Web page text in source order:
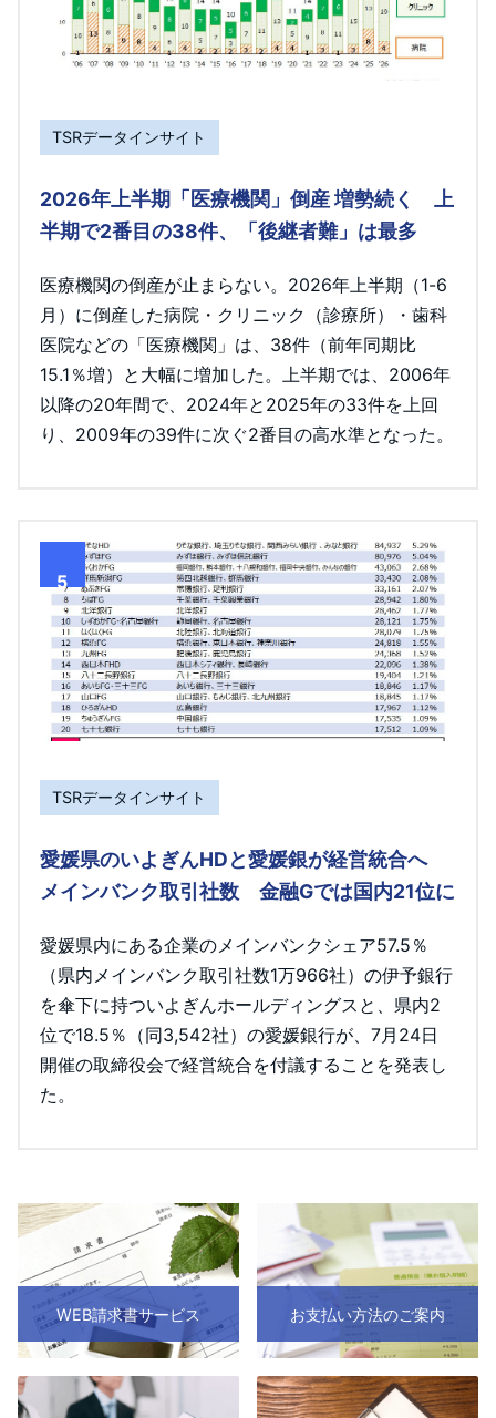
TSRデータインサイト
2026年上半期「医療機関」倒産 増勢続く 上
半期で2番目の38件、「後継者難」は最多
医療機関の倒産が止まらない。2026年上半期（1-6
月）に倒産した病院・クリニック（診療所）・歯科
医院などの「医療機関」は、38件（前年同期比
15.1％増）と大幅に増加した。上半期では、2006年
以降の20年間で、2024年と2025年の33件を上回
り、2009年の39件に次ぐ2番目の高水準となった。
5
TSRデータインサイト
愛媛県のいよぎんHDと愛媛銀が経営統合へ
メインバンク取引社数 金融Gでは国内21位に
愛媛県内にある企業のメインバンクシェア57.5％
（県内メインバンク取引社数1万966社）の伊予銀行
を傘下に持ついよぎんホールディングスと、県内2
位で18.5％（同3,542社）の愛媛銀行が、7月24日
開催の取締役会で経営統合を付議することを発表し
た。
WEB請求書サービス お支払い方法のご案内